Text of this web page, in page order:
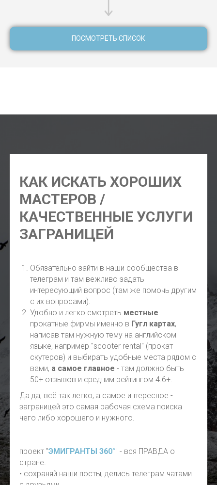
ПОСМОТРЕТЬ СПИСОК
КАК ИСКАТЬ ХОРОШИХ
МАСТЕРОВ /
КАЧЕСТВЕННЫЕ УСЛУГИ
ЗАГРАНИЦЕЙ
Обязательно зайти в наши сообщества в
телеграм и там вежливо задать
интересующий вопрос (там же помочь другим
с их вопросами).
Удобно и легко смотреть местные
прокатные фирмы именно в Гугл картах,
написав там нужную тему на английском
языке, например "scooter rental" (прокат
скутеров) и выбирать удобные места рядом с
вами, а самое главное - там должно быть
50+ отзывов и средним рейтингом 4.6+.
Да да, всё так легко, а самое интересное -
заграницей это самая рабочая схема поиска
чего либо хорошего и нужного.
проект "ЭМИГРАНТЫ 360°" - вся ПРАВДА о
стране.
• сохраняй наши посты, делись телеграм чатами